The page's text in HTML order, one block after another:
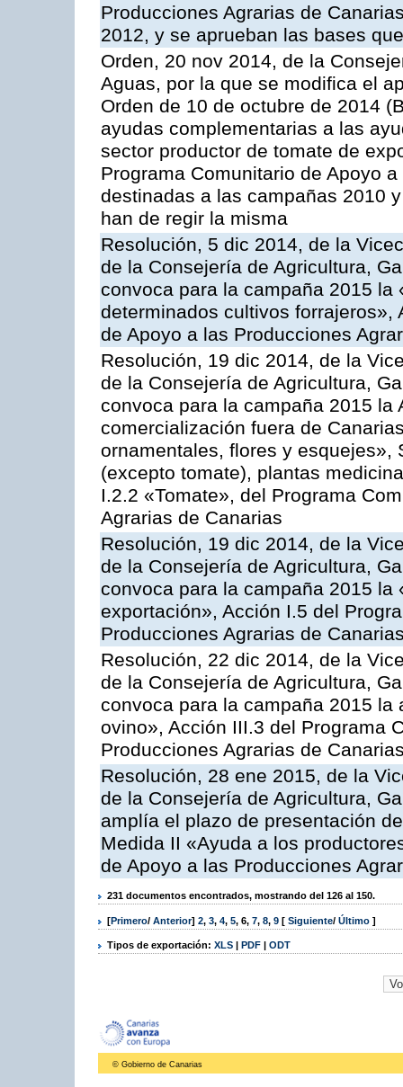
Producciones Agrarias de
2012, y se aprueban las bases
Orden, 20 nov 2014, de la
Aguas, por la que se modifica el
Orden de 10 de octubre de 2014
ayudas complementarias a las
sector productor de tomate de
Programa Comunitario de Apoyo
destinadas a las campañas 2010
han de regir la misma
Resolución, 5 dic 2014, de la
de la Consejería de Agricultura,
convoca para la campaña 2015 la
determinados cultivos forrajeros»,
de Apoyo a las Producciones
Resolución, 19 dic 2014, de la
de la Consejería de Agricultura,
convoca para la campaña 2015 la
comercialización fuera de
ornamentales, flores y esquejes»,
(excepto tomate), plantas
I.2.2 «Tomate», del Programa
Agrarias de Canarias
Resolución, 19 dic 2014, de la
de la Consejería de Agricultura,
convoca para la campaña 2015
exportación», Acción I.5 del
Producciones Agrarias de
Resolución, 22 dic 2014, de la
de la Consejería de Agricultura,
convoca para la campaña 2015
ovino», Acción III.3 del Programa
Producciones Agrarias de
Resolución, 28 ene 2015, de la
de la Consejería de Agricultura,
amplía el plazo de presentación
Medida II «Ayuda a los
de Apoyo a las Producciones
231 documentos encontrados, mostrando del 126 al 150.
[Primero/ Anterior] 2, 3, 4, 5, 6, 7, 8, 9 [ Siguiente/ Último ]
Tipos de exportación: XLS | PDF | ODT
© Gobierno de Canarias